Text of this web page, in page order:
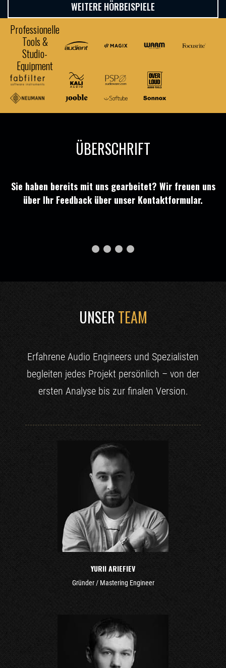
WEITERE HÖRBEISPIELE
Professionelle
Tools &
Studio-
Equipment
ÜBERSCHRIFT
Sie haben bereits mit uns gearbeitet? Wir freuen uns
über Ihr Feedback über unser Kontaktformular.
UNSER TEAM
Erfahrene Audio Engineers und Spezialisten
begleiten jedes Projekt persönlich – von der
ersten Analyse bis zur finalen Version.
YURII ARIEFIEV
Gründer / Mastering Engineer